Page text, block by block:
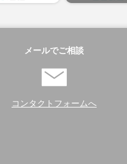
メールでご相談
コンタクトフォームへ